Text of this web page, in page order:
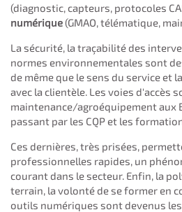
(diagnostic, capteurs, protocoles
numérique(GMAO, télématique,
La sécurité, la traçabilité des
normes environnementales sont
de même que le sens du service et
avec la clientèle. Les voies d'accès
maintenance/agroéquipement aux
passant par les CQP et les
Ces dernières, très prisées,
professionnelles rapides, un
courant dans le secteur. Enfin, la
terrain, la volonté de se former en
outils numériques sont devenus